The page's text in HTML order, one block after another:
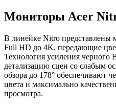
Мониторы Acer
В линейке Nitro представлены
Full HD до 4K, передающие
Технология усиления черного
детализацию сцен со слабым
обзора до 178° обеспечивают
цвета и максимально
просмотра.